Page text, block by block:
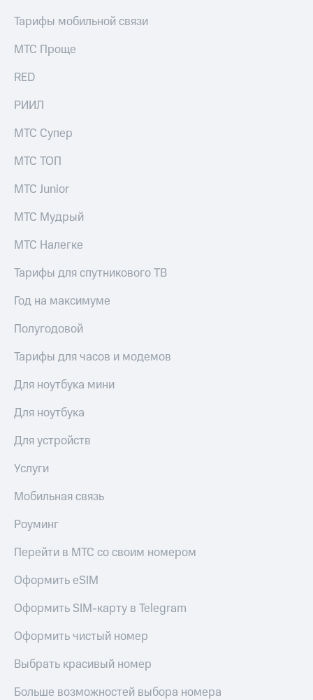
Тарифы мобильной связи
МТС Проще
RED
РИИЛ
МТС Супер
МТС ТОП
МТС Junior
МТС Мудрый
МТС Налегке
Тарифы для спутникового ТВ
Год на максимуме
Полугодовой
Тарифы для часов и модемов
Для ноутбука мини
Для ноутбука
Для устройств
Услуги
Мобильная связь
Роуминг
Перейти в МТС со своим номером
Оформить eSIM
Оформить SIM-карту в Telegram
Оформить чистый номер
Выбрать красивый номер
Больше возможностей выбора номера